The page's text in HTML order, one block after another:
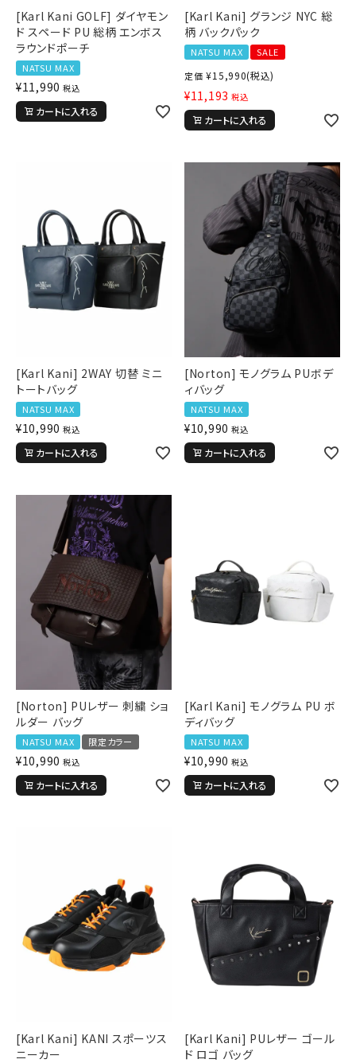
キーワードから探す
search
価格から探す
円 ～
並び順
カテゴリ
サイズ
38inc
40inc
KIDS
カラー
[Karl Kani GOLF] ダイヤモン
ド スペード PU 総柄 エンボス
ラウンドポーチ
NATSU MAX
¥11,990 税込
カートに入れる
[Karl Kani] グランジ NYC 総
柄 バックパック
NATSU MAX
SALE
定価 ¥15,990(税込)
¥11,193 税込
カートに入れる
[Karl Kani] 2WAY 切替 ミニ
トートバッグ
NATSU MAX
¥10,990 税込
カートに入れる
[Norton] モノグラム PUボデ
ィバッグ
NATSU MAX
¥10,990 税込
カートに入れる
[Norton] PUレザー 刺繍 ショ
ルダー バッグ
NATSU MAX 限定カラー
¥10,990 税込
カートに入れる
[Karl Kani] モノグラム PU ボ
ディバッグ
NATSU MAX
¥10,990 税込
カートに入れる
[Karl Kani] KANI スポーツス
ニーカー
[Karl Kani] PUレザー ゴール
ド ロゴ バッグ